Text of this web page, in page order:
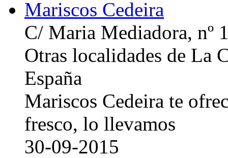
Mariscos Cedeira
C/ Maria Mediadora, nº
Otras localidades de La
España
Mariscos Cedeira te
fresco, lo llevamos
30-09-2015